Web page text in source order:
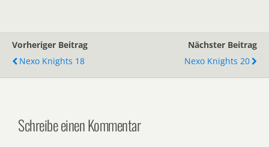
Vorheriger Beitrag
Nexo Knights 18
Nächster Beitrag
Nexo Knights 20
Schreibe einen Kommentar